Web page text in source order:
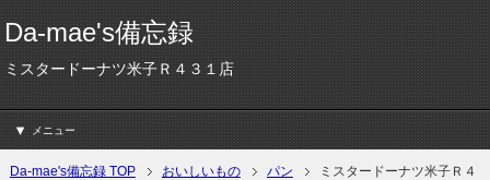
Da-mae's備忘録
ミスタードーナツ米子Ｒ４３１店
メニュー
Da-mae's備忘録 TOP おいしいもの パン
ミスタードーナツ米子Ｒ４